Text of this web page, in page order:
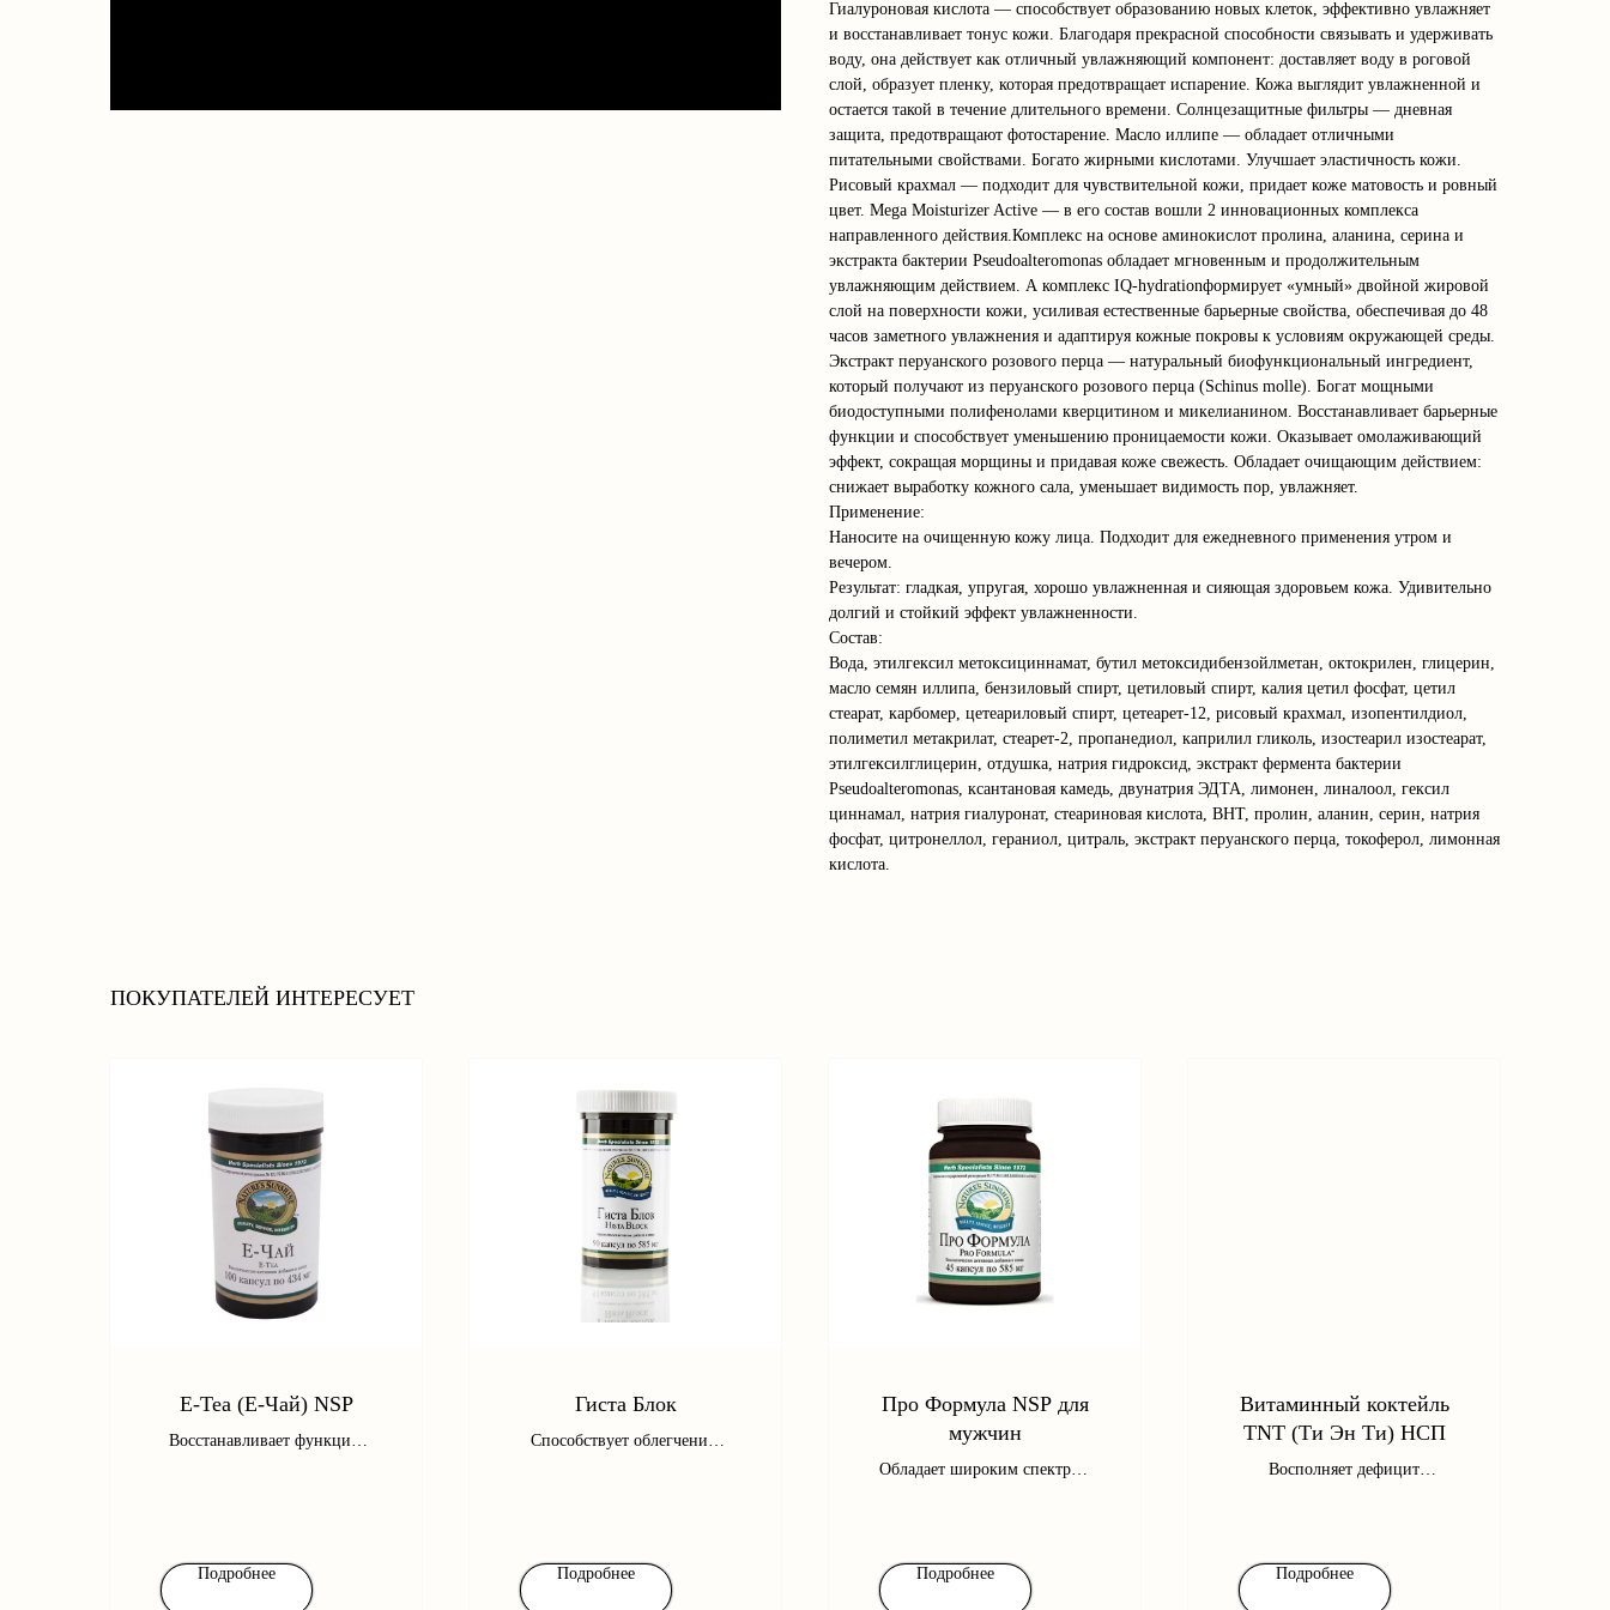
Гиалуроновая кислота — способствует образованию новых клеток, эффективно увлажняет
и восстанавливает тонус кожи. Благодаря прекрасной способности связывать и удерживать
воду, она действует как отличный увлажняющий компонент: доставляет воду в роговой
слой, образует пленку, которая предотвращает испарение. Кожа выглядит увлажненной и
остается такой в течение длительного времени. Солнцезащитные фильтры — дневная
защита, предотвращают фотостарение. Масло иллипе — обладает отличными
питательными свойствами. Богато жирными кислотами. Улучшает эластичность кожи.
Рисовый крахмал — подходит для чувствительной кожи, придает коже матовость и ровный
цвет. Mega Moisturizer Active — в его состав вошли 2 инновационных комплекса
направленного действия.Комплекс на основе аминокислот пролина, аланина, серина и
экстракта бактерии Pseudoalteromonas обладает мгновенным и продолжительным
увлажняющим действием. А комплекс IQ-hydrationформирует «умный» двойной жировой
слой на поверхности кожи, усиливая естественные барьерные свойства, обеспечивая до 48
часов заметного увлажнения и адаптируя кожные покровы к условиям окружающей среды.
Экстракт перуанского розового перца — натуральный биофункциональный ингредиент,
который получают из перуанского розового перца (Schinus molle). Богат мощными
биодоступными полифенолами кверцитином и микелианином. Восстанавливает барьерные
функции и способствует уменьшению проницаемости кожи. Оказывает омолаживающий
эффект, сокращая морщины и придавая коже свежесть. Обладает очищающим действием:
снижает выработку кожного сала, уменьшает видимость пор, увлажняет.
Применение:
Наносите на очищенную кожу лица. Подходит для ежедневного применения утром и
вечером.
Результат: гладкая, упругая, хорошо увлажненная и сияющая здоровьем кожа. Удивительно
долгий и стойкий эффект увлажненности.
Состав:
Вода, этилгексил метоксициннамат, бутил метоксидибензойлметан, октокрилен, глицерин,
масло семян иллипа, бензиловый спирт, цетиловый спирт, калия цетил фосфат, цетил
стеарат, карбомер, цетеариловый спирт, цетеарет-12, рисовый крахмал, изопентилдиол,
полиметил метакрилат, стеарет-2, пропанедиол, каприлил гликоль, изостеарил изостеарат,
этилгексилглицерин, отдушка, натрия гидроксид, экстракт фермента бактерии
Pseudoalteromonas, ксантановая камедь, двунатрия ЭДТА, лимонен, линалоол, гексил
циннамал, натрия гиалуронат, стеариновая кислота, BHT, пролин, аланин, серин, натрия
фосфат, цитронеллол, гераниол, цитраль, экстракт перуанского перца, токоферол, лимонная
кислота.
ПОКУПАТЕЛЕЙ ИНТЕРЕСУЕТ
E-Tea (Е-Чай) NSP
Восстанавливает функцию
Подробнее
Гиста Блок
Способствует облегчению
Подробнее
Про Формула NSP для
мужчин
Обладает широким спектром
организма.
Подробнее
Витаминный коктейль
TNT (Ти Эн Ти) НСП
Восполняет дефицит
Подробнее